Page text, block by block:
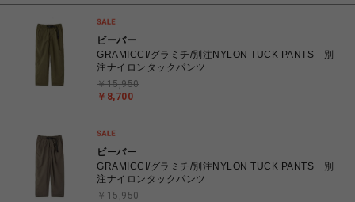
ビーバー
GRAMICCI/グラミチ/別注NYLON TUCK PANTS 別
注ナイロンタックパンツ
￥8,700
￥15,950
ビーバー
GRAMICCI/グラミチ/別注NYLON TUCK PANTS 別
注ナイロンタックパンツ
￥15,950